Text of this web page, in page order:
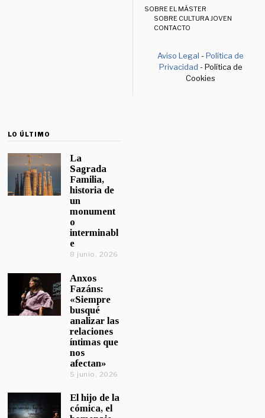
SOBRE EL MÁSTER
SOBRE CULTURA JOVEN
CONTACTO
Aviso Legal -Política de
Privacidad - Política de
Cookies
LO ÚLTIMO
La
Sagrada
Familia,
historia de
un
monument
o
interminabl
e
8 junio, 2026
Anxos
Fazáns:
«Siempre
busqué
analizar las
relaciones
íntimas que
nos
afectan»
5 junio, 2026
El hijo de la
cómica, el